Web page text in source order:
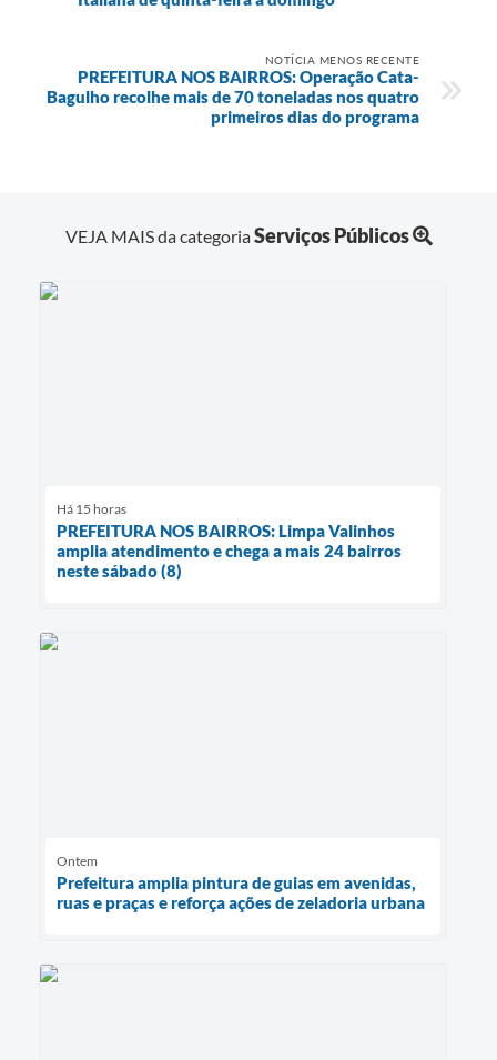
NOTÍCIA MENOS RECENTE
PREFEITURA NOS BAIRROS: Operação Cata-
Bagulho recolhe mais de 70 toneladas nos quatro
primeiros dias do programa
VEJA MAIS da categoriaServiços Públicos
Há 15 horas
PREFEITURA NOS BAIRROS: Limpa Valinhos
amplia atendimento e chega a mais 24 bairros
neste sábado (8)
Ontem
Prefeitura amplia pintura de guias em avenidas,
ruas e praças e reforça ações de zeladoria urbana